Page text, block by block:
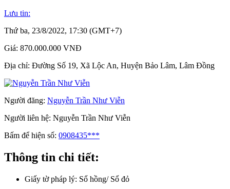
Lưu tin:
Thứ ba, 23/8/2022, 17:30 (GMT+7)
Giá: 870.000.000 VNĐ
Địa chỉ: Đường Số 19, Xã Lộc An, Huyện Bảo Lâm, Lâm Đồng
Người đăng: Nguyễn Trần Như Viễn
Người liên hệ: Nguyễn Trần Như Viễn
Bấm để hiện số: 0908435***
Thông tin chi tiết:
Giấy tờ pháp lý: Sổ hồng/ Sổ đỏ